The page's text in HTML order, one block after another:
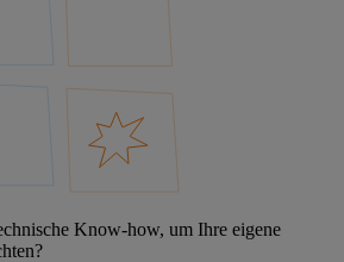
Know-how, um Ihre eigene